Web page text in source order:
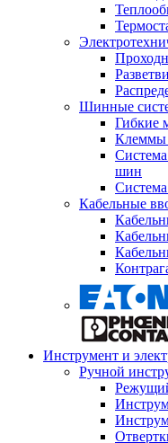
Шинные
Гибкие
Клеммы
шин
Кабельные
Инструмент и
Ручной